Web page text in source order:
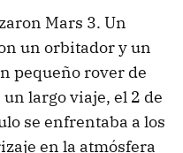
Mars 3. Un
un orbitador y un
pequeño rover de
largo viaje, el 2 de
se enfrentaba a los
en la atmósfera